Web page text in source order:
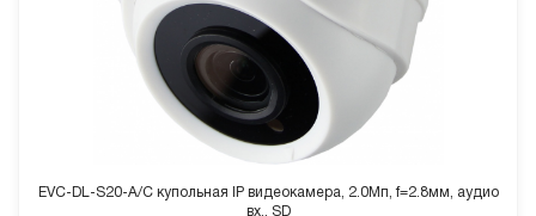
EVC-DL-S20-A/C купольная IP видеокамера, 2.0Мп, f=2.8мм, аудио
вх., SD